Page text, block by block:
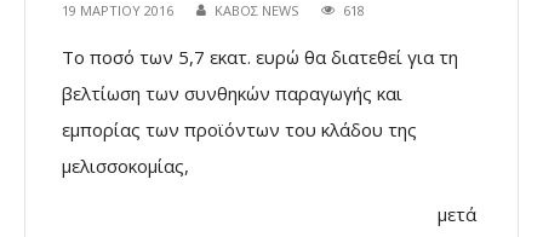
19 ΜΑΡΤΊΟΥ 2016 ΚΑΒΟΣ NEWS 618
Το ποσό των 5,7 εκατ. ευρώ θα διατεθεί για τη
βελτίωση των συνθηκών παραγωγής και
εμπορίας των προϊόντων του κλάδου της
μελισσοκομίας,
μετά